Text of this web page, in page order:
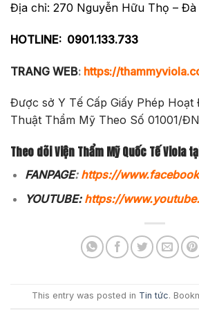
Địa chỉ: 270 Nguyễn Hữu Thọ – Đà
HOTLINE: 0901.133.733
TRANG WEB: https://
Được sở Y Tế Cấp Giấy Phép Hoạt
Thuật Thẩm Mỹ Theo Số 01001/
Theo dõi Viện Thẩm Mỹ Quốc Tế Viola
FANPAGE: https://
YOUTUBE: https://
This entry was posted in Tin tức.